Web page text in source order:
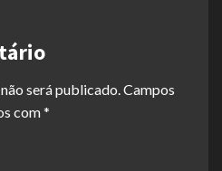
será publicado. Campos
com*